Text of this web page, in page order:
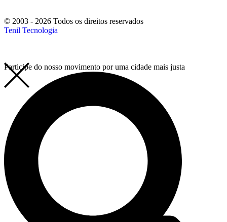
© 2003 - 2026 Todos os direitos reservados
Tenil Tecnologia
Participe do nosso movimento por uma cidade mais justa